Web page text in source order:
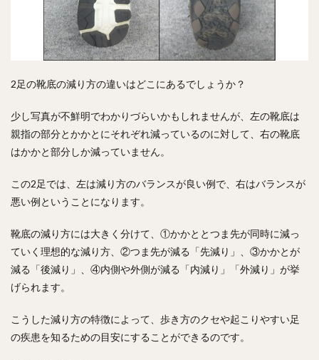
2足の靴底の減り方の違いはどこにあるでしょうか？
少し写真が不鮮明でわかりづらいかもしれませんが、左の靴底は
親指の部分とかかとにそれぞれ減っているのに対して、右の靴底
はかかと部分しか減っていません。
この2足では、左は減り方のバランスが良い例で、右はバランスが
悪い例ということになります。
靴底の減り方には大きく分けて、①かかととつま先が同時に減っ
ていく理想的な減り方、②つま先が減る「先減り」、③かかとが
減る「後減り」、④内側や外側が減る「内減り」「外減り」が挙
げられます。
こうした減り方の特徴によって、歩き方のクセや起こりやすい足
の疾患を知るための目安にすることができるのです。